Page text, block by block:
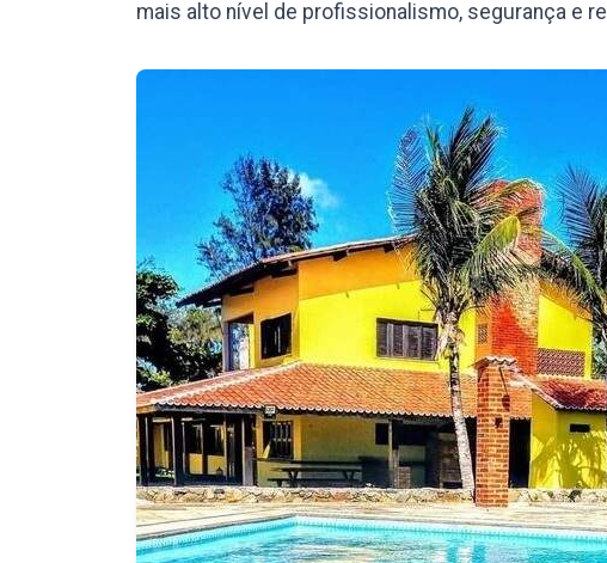
mais alto nível de profissionalismo, segurança e